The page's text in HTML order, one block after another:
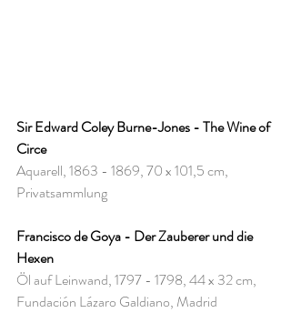
Sir Edward Coley Burne-Jones - The Wine of
Circe
Aquarell, 1863 - 1869, 70 x 101,5 cm,
Privatsammlung
Francisco de Goya - Der Zauberer und die
Hexen
Öl auf Leinwand, 1797 - 1798, 44 x 32 cm,
Fundación Lázaro Galdiano, Madrid